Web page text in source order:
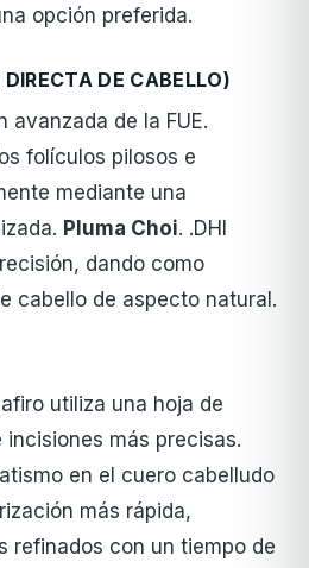
opción preferida.
DE CABELLO)
avanzada de la FUE.
folículos pilosos e
mediante una
Pluma Choi. .DHI
dando como
cabello de aspecto natural.
utiliza una hoja de
más precisas.
en el cuero cabelludo
más rápida,
refinados con un tiempo de